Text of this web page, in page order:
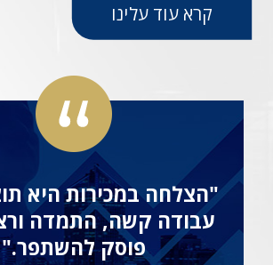
קרא עוד עלינו
"הצלחה במכירות היא
עבודה קשה, התמדה
פוסק להשתפר."